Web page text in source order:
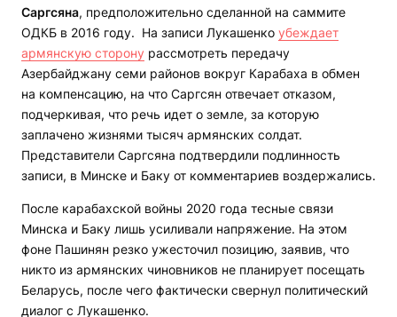
Саргсяна, предположительно сделанной на саммите
ОДКБ в 2016 году. На записи Лукашенко убеждает
армянскую сторону рассмотреть передачу
Азербайджану семи районов вокруг Карабаха в обмен
на компенсацию, на что Саргсян отвечает отказом,
подчеркивая, что речь идет о земле, за которую
заплачено жизнями тысяч армянских солдат.
Представители Саргсяна подтвердили подлинность
записи, в Минске и Баку от комментариев воздержались.
После карабахской войны 2020 года тесные связи
Минска и Баку лишь усиливали напряжение. На этом
фоне Пашинян резко ужесточил позицию, заявив, что
никто из армянских чиновников не планирует посещать
Беларусь, после чего фактически свернул политический
диалог с Лукашенко.